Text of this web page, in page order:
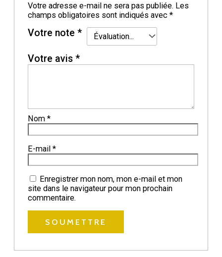
Votre adresse e-mail ne sera pas publiée. Les
champs obligatoires sont indiqués avec*
Votre note*
Votre avis*
Nom*
E-mail*
Enregistrer mon nom, mon e-mail et mon
site dans le navigateur pour mon prochain
commentaire.